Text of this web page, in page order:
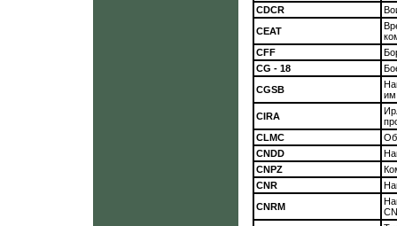
CDCR
СЕАТ
CFF
CG - 18
CGSB
CIRA
CLMC
CNDD
CNPZ
CNR
CNRM